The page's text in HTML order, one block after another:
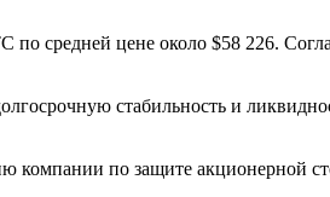
по средней цене около $58 226.
стабильность и
компании по защите акционерной